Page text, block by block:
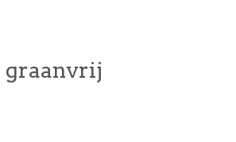
graanvrij